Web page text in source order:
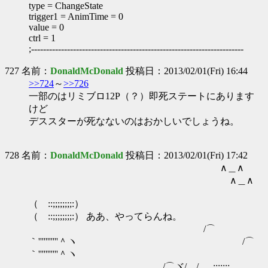
type = ChangeState
trigger1 = AnimTime = 0
value = 0
ctrl = 1
;-----------------------------------------------------------------------
727 名前： DonaldMcDonald 投稿日：2013/02/01(Fri) 16:44
>>724～>>726
一部のはリミブロ12P（？）即死ステートにあります
けど
デススターが死なないのはおかしいでしょうね。
728 名前： DonaldMcDonald 投稿日：2013/02/01(Fri) 17:42
∧＿∧
∧＿∧
（ ::;;;;;;;;:
（ ::;;;;;;;;:） ああ、やってらんね。
/⌒
｀'''''''''''＾ヽ /⌒
｀'''''''''''＾ヽ